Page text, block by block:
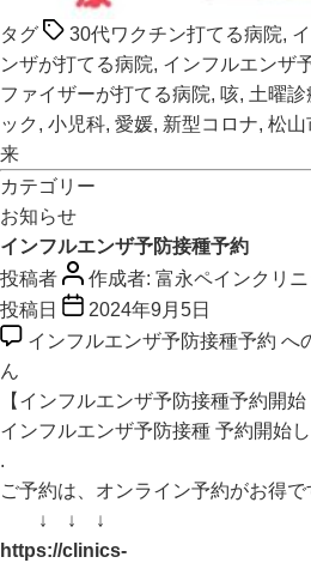
タグ 30代ワクチン打てる病院,
ンザが打てる病院, インフルエンザ
ファイザーが打てる病院, 咳, 土曜診
ック , 小児科, 愛媛, 新型コロナ, 松山
来
カテゴリー
お知らせ
インフルエンザ予防接種予約
投稿者
作成者: 富永ペインクリニ
投稿日
2024年9月5日
インフルエンザ予防接種予約 へ
ん
【インフルエンザ予防接種予約開始
インフルエンザ予防接種 予約開始し
.
ご予約は、オンライン予約がお得
↓ ↓ ↓
https://clinics-